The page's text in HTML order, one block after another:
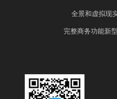
全景和虚拟现
完整商务功能新